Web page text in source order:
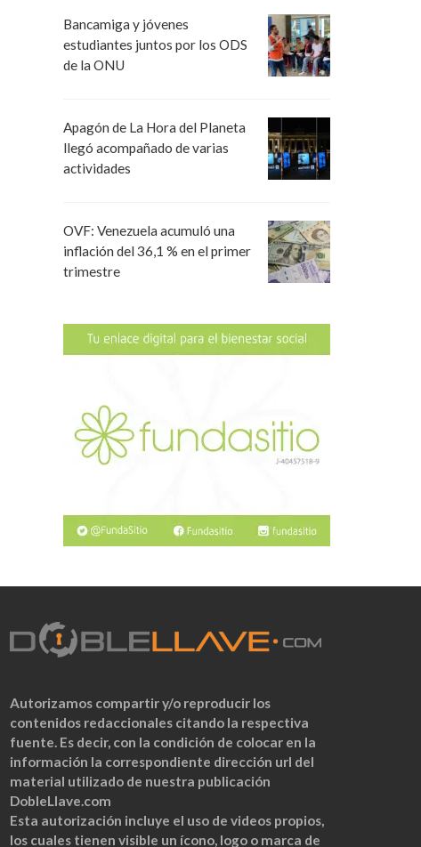
Bancamiga y jóvenes
estudiantes juntos por los ODS
de la ONU
Apagón de La Hora del Planeta
llegó acompañado de varias
actividades
OVF: Venezuela acumuló una
inflación del 36,1 % en el primer
trimestre
Autorizamos compartir y/o reproducir los
contenidos redaccionales citando la respectiva
fuente. Es decir, con la condición de colocar en la
información la correspondiente dirección url del
material utilizado de nuestra publicación
DobleLlave.com
Esta autorización incluye el uso de videos propios,
los cuales tienen visible un ícono, logo o marca de